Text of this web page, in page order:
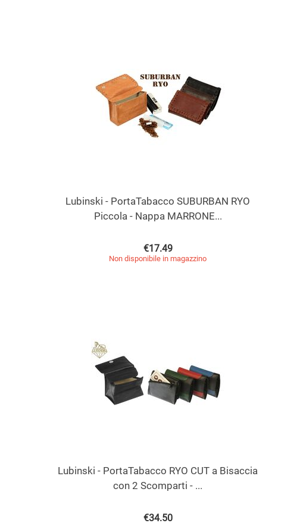
Lubinski - PortaTabacco SUBURBAN RYO
Piccola - Nappa MARRONE...
€17.49
Non disponibile in magazzino
Lubinski - PortaTabacco RYO CUT a Bisaccia
con 2 Scomparti - ...
€34.50